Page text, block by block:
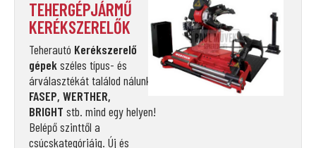
TEHERGÉPJÁRMŰ
KERÉKSZERELŐK
Teherautó Kerékszerelő
gépekszéles típus- és
árválasztékát találod nálunk!
FASEP, WERTHER,
BRIGHT stb. mind egy helyen!
Belépő szinttől a
csúcskategóriáig. Új és